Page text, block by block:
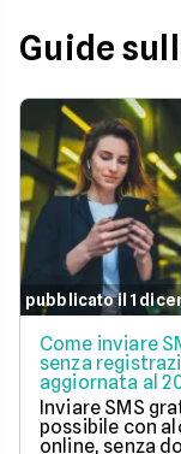
Guide
pubblicato il 1
Come inviare
senza
aggiornata al
Inviare SMS
possibile con
online, senza